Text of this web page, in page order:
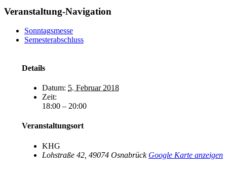
Veranstaltung-Navigation
Sonntagsmesse
Semesterabschluss
Details
Datum: 5. Februar 2018
Zeit:
18:00 – 20:00
Veranstaltungsort
KHG
Lohstraße 42 49074 Osnabrück Google Karte anzeigen